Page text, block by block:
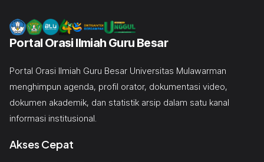
Portal Orasi Ilmiah Guru Besar
Portal Orasi Ilmiah Guru Besar Universitas Mulawarman
menghimpun agenda, profil orator, dokumentasi video,
dokumen akademik, dan statistik arsip dalam satu kanal
informasi institusional.
Akses Cepat